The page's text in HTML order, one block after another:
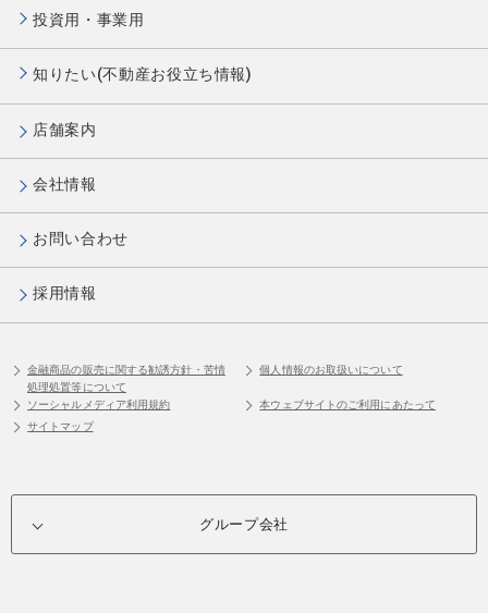
投資用・事業用
知りたい(不動産お役立ち情報)
店舗案内
会社情報
お問い合わせ
採用情報
金融商品の販売に関する勧誘方針・苦情
処理処置等について
個人情報のお取扱いについて
ソーシャルメディア利用規約
本ウェブサイトのご利用にあたって
サイトマップ
グループ会社